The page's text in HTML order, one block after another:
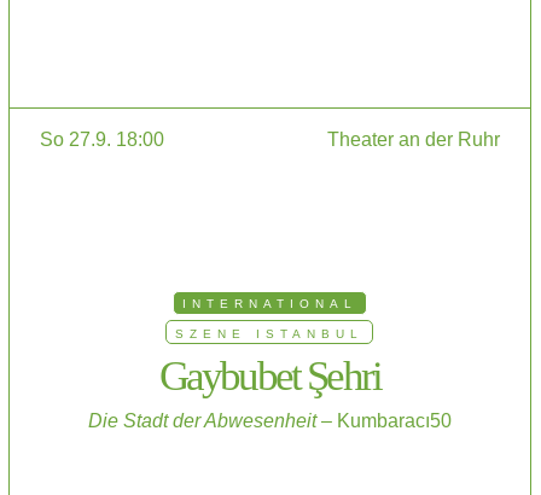
So 27.9. 18:00 Theater an der Ruhr
INTERNATIONAL
SZENE ISTANBUL
Gaybubet Şehri
Die Stadt der Abwesenheit– Kumbaracı50